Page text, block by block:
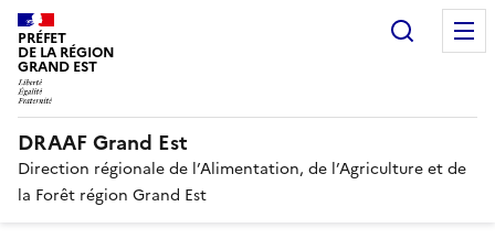
PRÉFET
DE LA RÉGION
GRAND EST
DRAAF Grand Est
Direction régionale de l’Alimentation, de l’Agriculture et de
la Forêt région Grand Est